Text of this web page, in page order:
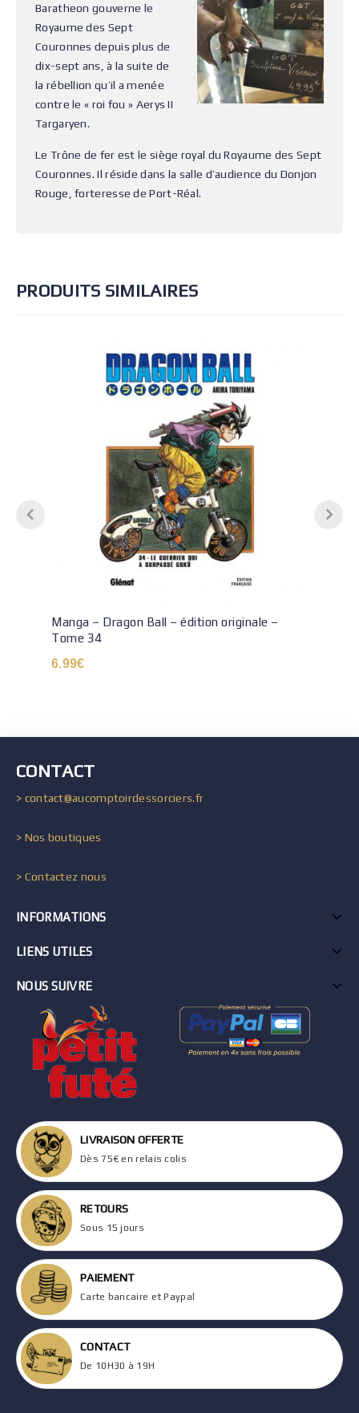
Baratheon gouverne le
Royaume des Sept
Couronnes depuis plus de
dix-sept ans, à la suite de
la rébellion qu’il a menée
contre le « roi fou » Aerys II
Targaryen.
Le Trône de fer est le siège royal du Royaume des Sept
Couronnes. Il réside dans la salle d’audience du Donjon
Rouge, forteresse de Port-Réal.
PRODUITS SIMILAIRES
Manga – Dragon Ball – édition originale –
Tome 34
6.99€
CONTACT
> contact@aucomptoirdessorciers.fr
> Nos boutiques
> Contactez nous
INFORMATIONS
LIENS UTILES
NOUS SUIVRE
LIVRAISON OFFERTE
Dès 75€ en relais colis
RETOURS
Sous 15 jours
PAIEMENT
Carte bancaire et Paypal
CONTACT
De 10H30 à 19H